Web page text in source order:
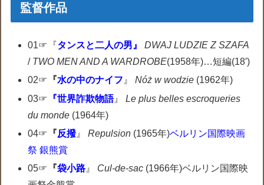
監督作品
01☞『タンスと二人の男』
DWAJ LUDZIE Z SZAFA
/ TWO MEN AND A WARDROBE(1958年)…短編(18′)
02☞ 『水の中のナイフ』Nóż w wodzie (1962年)
03☞ 『世界詐欺物語』Le plus belles escroqueries
du monde (1964年)
04☞ 『反撥』Repulsion (1965年)ベルリン国際映画
祭 銀熊賞
05☞ 『袋小路 』 Cul-de-sac (1966年)ベルリン国際映